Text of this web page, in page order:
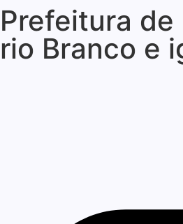
Prefeitura
rio Branco e